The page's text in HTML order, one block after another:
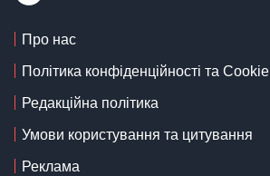
Про нас
Політика конфіденційності та Cookie
Редакційна політика
Умови користування та цитування
Реклама